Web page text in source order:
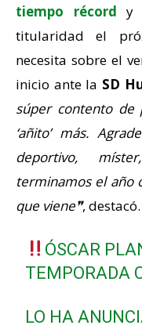
tiempo récord y
titularidad el
necesita sobre el
inicio ante la SD
súper contento de
‘añito’ más.
deportivo,
terminamos el año
que viene❞, destacó.
ÓSCAR
TEMPORADA
LO HA